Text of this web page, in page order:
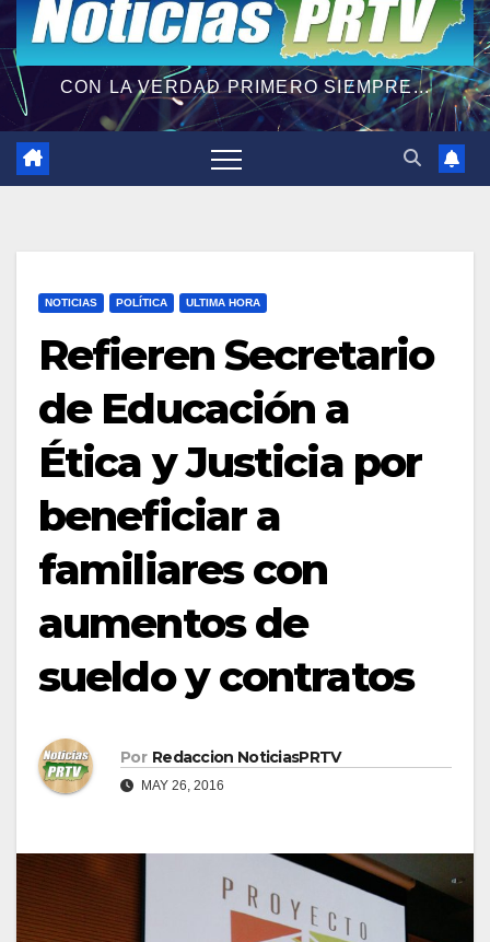
CON LA VERDAD PRIMERO SIEMPRE...
NOTICIAS POLÍTICA ULTIMA HORA
Refieren Secretario
de Educación a
Ética y Justicia por
beneficiar a
familiares con
aumentos de
sueldo y contratos
Por Redaccion NoticiasPRTV
MAY 26, 2016